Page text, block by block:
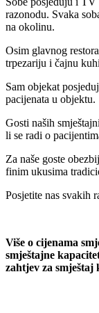
razonodu. Svaka
na okolinu.
Osim glavnog
trpezariju i čajnu
Sam objekat
pacijenata u objektu.
Gosti naših
li se radi o
Za naše goste
finim ukusima
Posjetite nas svakih
Više o cijenama
smještajne
zahtjev za smještaj